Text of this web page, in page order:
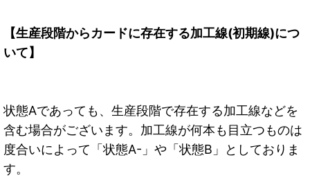
【生産段階からカードに存在する加工線(初期線)につ
いて】
状態Aであっても、生産段階で存在する加工線などを
含む場合がございます。加工線が何本も目立つものは
度合いによって「状態A-」や「状態B」としておりま
す。